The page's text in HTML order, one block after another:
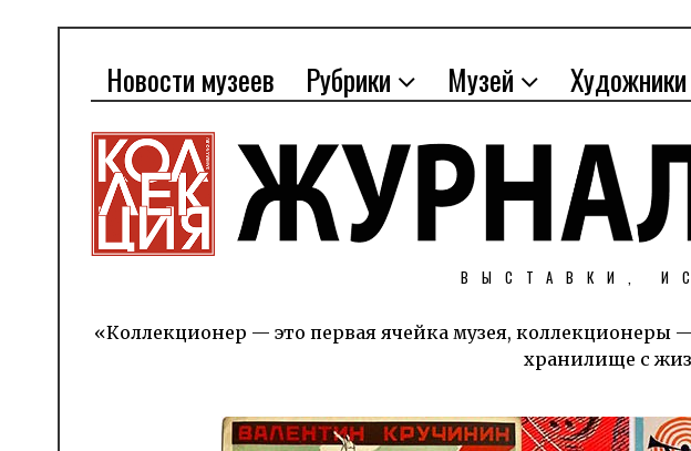
Новости музеев Рубрики Музей Художники
ВЫСТАВКИ,
«Коллекционер — это первая ячейка музея, коллекционеры
хранилище с